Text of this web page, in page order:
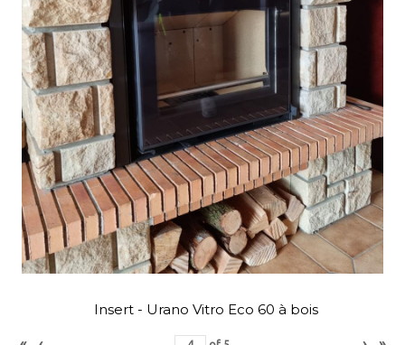
Insert - Urano Vitro Eco 60 à bois